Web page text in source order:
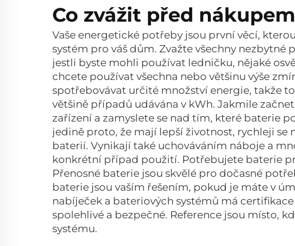
Co zvážit před
Vaše energetické potřeby jsou první věcí,
systém pro váš dům. Zvažte všechny nezbytné
jestli byste mohli používat ledničku, nějaké
chcete používat všechna nebo většinu výše
spotřebovávat určité množství energie, takže
většině případů udávána v kWh. Jakmile
zařízení a zamyslete se nad tím, které baterie
jedině proto, že mají lepší životnost, rychleji
baterií. Vynikají také uchováváním náboje a
konkrétní případ použití. Potřebujete baterie
Přenosné baterie jsou skvělé pro dočasné
baterie jsou vaším řešením, pokud je máte v
nabíječek a bateriových systémů má
spolehlivé a bezpečné. Reference jsou místo,
systému.